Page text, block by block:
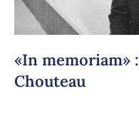
«In memoriam»
Chouteau